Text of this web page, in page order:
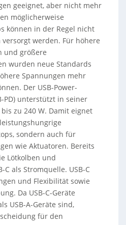
geeignet, aber nicht mehr
möglicherweise
können in der Regel nicht
werden. Für höhere
und größere
wurden neue Standards
Spannungen mehr
Der USB-Power-
PD) unterstützt in seiner
zu 240 W. Damit eignet
sondern auch für
wie Aktuatoren. Bereits
Lötkolben und
als Stromquelle. USB-C
und Flexibilität sowie
Da USB-C-Geräte
USB-A-Geräte sind,
für den